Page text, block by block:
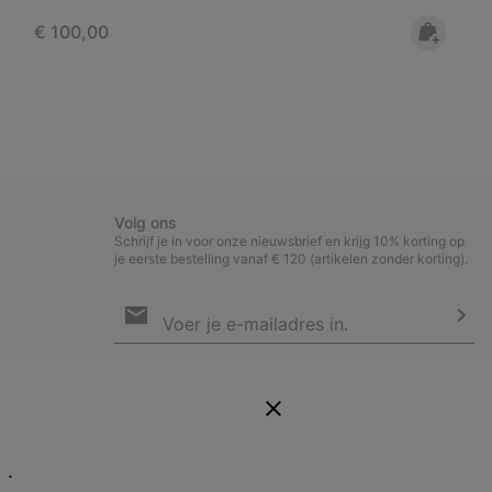
Regular price:
€ 100,00
Volg ons
Schrijf je in voor onze nieuwsbrief en krijg 10% korting op
je eerste bestelling vanaf € 120 (artikelen zonder korting).
voor
je op de hoogte van nieuwe collecties, aanbiedingen en
Privacyverklaring